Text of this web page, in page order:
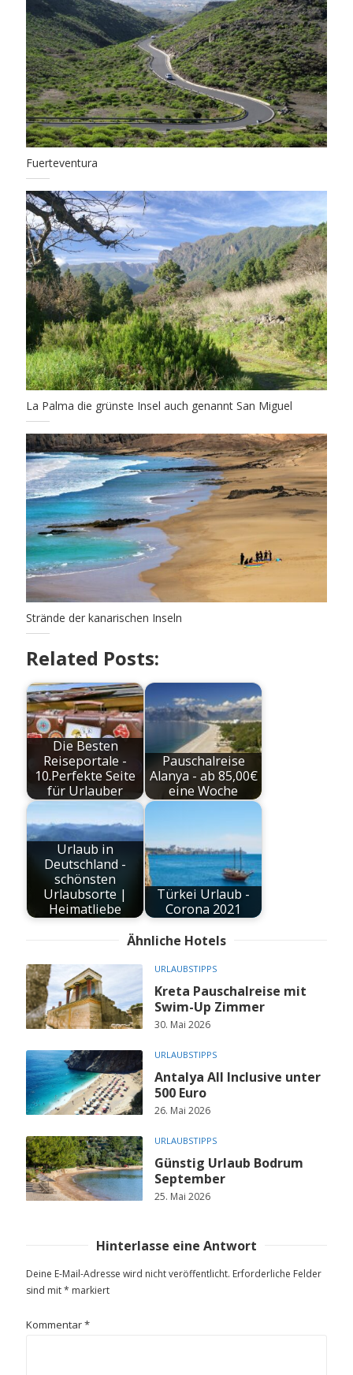
Fuerteventura
La Palma die grünste Insel auch genannt San Miguel
Strände der kanarischen Inseln
Related Posts:
Die Besten
Reiseportale -
10.Perfekte Seite
für Urlauber
Pauschalreise
Alanya - ab 85,00€
eine Woche
Urlaub in
Deutschland -
schönsten
Urlaubsorte |
Heimatliebe
Türkei Urlaub -
Corona 2021
Ähnliche Hotels
URLAUBSTIPPS
Kreta Pauschalreise mit
Swim-Up Zimmer
30. Mai 2026
URLAUBSTIPPS
Antalya All Inclusive unter
500 Euro
26. Mai 2026
URLAUBSTIPPS
Günstig Urlaub Bodrum
September
25. Mai 2026
Hinterlasse eine Antwort
Deine E-Mail-Adresse wird nicht veröffentlicht. Erforderliche Felder
sind mit* markiert
Kommentar*